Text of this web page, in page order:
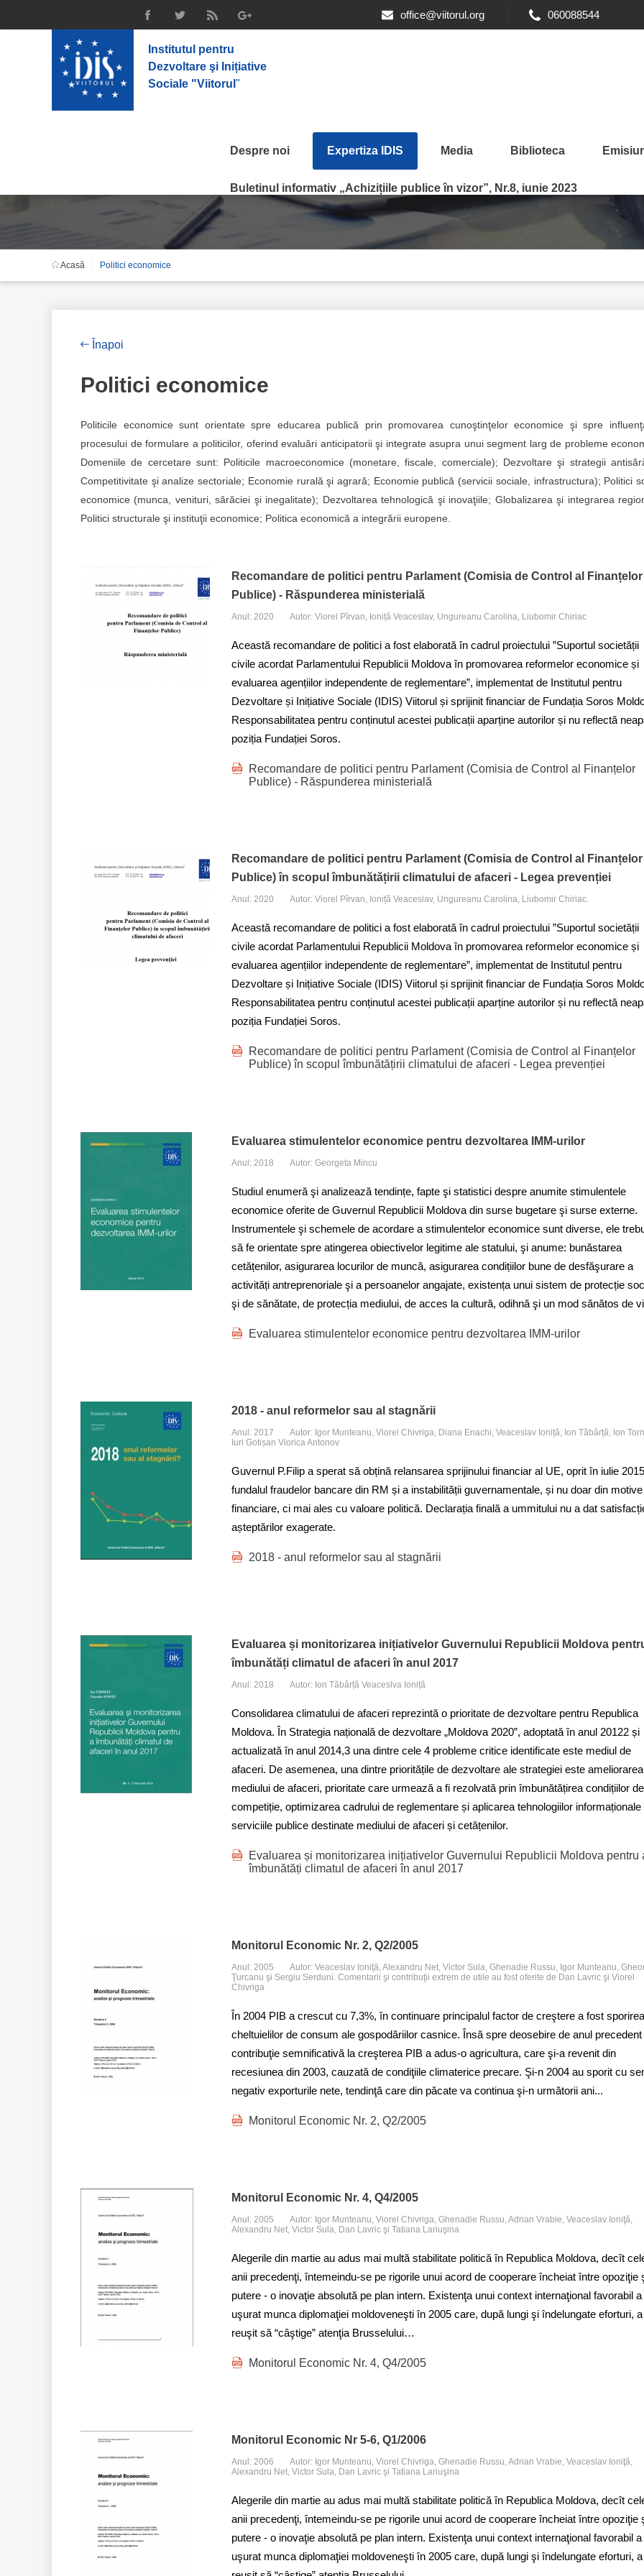
office@viitorul.org 060088544
Institutul pentru
Dezvoltare şi Inițiative
Sociale "Viitorul "
Despre noi Expertiza IDIS Media Biblioteca
Buletinul informativ „Achizițiile publice în vizor”, Nr.8, iunie 2023
Politici economice
Acasă Politici economice
Înapoi
Politici economice
Politicile economice sunt orientate spre educarea publică prin promovarea cunoştinţelor economice şi spre
procesului de formulare a politicilor, oferind evaluări anticipatorii şi integrate asupra unui segment larg de probleme
Domeniile de cercetare sunt: Politicile macroeconomice (monetare, fiscale, comerciale); Dezvoltare şi strategii
Competitivitate şi analize sectoriale; Economie rurală şi agrară; Economie publică (servicii sociale, infrastructura); Politici
economice (munca, venituri, sărăciei şi inegalitate); Dezvoltarea tehnologică şi inovaţiile; Globalizarea şi integrarea
Politici structurale şi instituţii economice; Politica economică a integrării europene.
Recomandare de politici pentru Parlament (Comisia de Control al Finanțelor
Publice) - Răspunderea ministerială
Anul: 2020 Autor: Viorel Pîrvan, Ioniță Veaceslav, Ungureanu Carolina, Liubomir Chiriac
Această recomandare de politici a fost elaborată în cadrul proiectului ”Suportul societății
civile acordat Parlamentului Republicii Moldova în promovarea reformelor economice și
evaluarea agențiilor independente de reglementare”, implementat de Institutul pentru
Dezvoltare și Inițiative Sociale (IDIS) Viitorul și sprijinit financiar de Fundația Soros
Responsabilitatea pentru conținutul acestei publicații aparține autorilor și nu reflectă
poziția Fundației Soros.
Recomandare de politici pentru Parlament (Comisia de Control al Finanțelor
Publice) - Răspunderea ministerială
Recomandare de politici pentru Parlament (Comisia de Control al Finanțelor
Publice) în scopul îmbunătățirii climatului de afaceri - Legea prevenției
Anul: 2020 Autor: Viorel Pîrvan, Ioniță Veaceslav, Ungureanu Carolina, Liubomir Chiriac.
Această recomandare de politici a fost elaborată în cadrul proiectului ”Suportul societății
civile acordat Parlamentului Republicii Moldova în promovarea reformelor economice și
evaluarea agențiilor independente de reglementare”, implementat de Institutul pentru
Dezvoltare și Inițiative Sociale (IDIS) Viitorul și sprijinit financiar de Fundația Soros
Responsabilitatea pentru conținutul acestei publicații aparține autorilor și nu reflectă
poziția Fundației Soros.
Recomandare de politici pentru Parlament (Comisia de Control al Finanțelor
Publice) în scopul îmbunătățirii climatului de afaceri - Legea prevenției
Evaluarea stimulentelor economice pentru dezvoltarea IMM-urilor
Anul: 2018 Autor: Georgeta Mincu
Studiul enumeră şi analizează tendințe, fapte şi statistici despre anumite stimulentele
economice oferite de Guvernul Republicii Moldova din surse bugetare şi surse externe.
Instrumentele şi schemele de acordare a stimulentelor economice sunt diverse, ele
să fe orientate spre atingerea obiectivelor legitime ale statului, şi anume: bunăstarea
cetățenilor, asigurarea locurilor de muncă, asigurarea condițiilor bune de desfăşurare a
activități antreprenoriale şi a persoanelor angajate, existența unui sistem de protecție
şi de sănătate, de protecția mediului, de acces la cultură, odihnă şi un mod sănătos de
Evaluarea stimulentelor economice pentru dezvoltarea IMM-urilor
2018 - anul reformelor sau al stagnării
Anul: 2017
Autor: Igor Munteanu, Viorel Chivriga, Diana Enachi, Veaceslav Ioniță, Ion Tăbârță, Ion
Iuri Gotișan Viorica Antonov
Guvernul P.Filip a sperat să obțină relansarea sprijinului financiar al UE, oprit în iulie
fundalul fraudelor bancare din RM și a instabilității guvernamentale, și nu doar din motive
financiare, ci mai ales cu valoare politică. Declarația finală a ummitului nu a dat
așteptărilor exagerate.
2018 - anul reformelor sau al stagnării
Evaluarea și monitorizarea inițiativelor Guvernului Republicii Moldova
îmbunătăți climatul de afaceri în anul 2017
Anul: 2018 Autor: Ion Tăbârță Veaceslva Ioniță
Consolidarea climatului de afaceri reprezintă o prioritate de dezvoltare pentru Republica
Moldova. În Strategia națională de dezvoltare „Moldova 2020”, adoptată în anul 20122 și
actualizată în anul 2014,3 una dintre cele 4 probleme critice identificate este mediul de
afaceri. De asemenea, una dintre prioritățile de dezvoltare ale strategiei este ameliorarea
mediului de afaceri, prioritate care urmează a fi rezolvată prin îmbunătățirea condițiilor de
competiție, optimizarea cadrului de reglementare și aplicarea tehnologiilor informaționale
serviciile publice destinate mediului de afaceri și cetățenilor.
Evaluarea și monitorizarea inițiativelor Guvernului Republicii Moldova pentru
îmbunătăți climatul de afaceri în anul 2017
Monitorul Economic Nr. 2, Q2/2005
Anul: 2005
Autor: Veaceslav Ioniţă, Alexandru Net, Victor Sula, Ghenadie Russu, Igor Munteanu,
Ţurcanu şi Sergiu Serduni. Comentarii şi contribuţii extrem de utile au fost oferite de Dan Lavric şi Viorel
Chivriga
În 2004 PIB a crescut cu 7,3%, în continuare principalul factor de creştere a fost sporirea
cheltuielilor de consum ale gospodăriilor casnice. Însă spre deosebire de anul precedent
contribuţie semnificativă la creşterea PIB a adus-o agricultura, care şi-a revenit din
recesiunea din 2003, cauzată de condiţiile climaterice precare. Şi-n 2004 au sporit cu
negativ exporturile nete, tendinţă care din păcate va continua şi-n următorii ani.​..
Monitorul Economic Nr. 2, Q2/2005
Monitorul Economic Nr. 4, Q4/2005
Anul: 2005
Autor: Igor Munteanu, Viorel Chivriga, Ghenadie Russu, Adrian Vrabie, Veaceslav Ioniţă,
Alexandru Net, Victor Sula, Dan Lavric şi Tatiana Lariuşina
Alegerile din martie au adus mai multă stabilitate politică în Republica Moldova, decît
anii precedenţi, întemeindu-se pe rigorile unui acord de cooperare încheiat între opoziţie
putere - o inovaţie absolută pe plan intern. Existenţa unui context internaţional favorabil a
uşurat munca diplomaţiei moldoveneşti în 2005 care, după lungi şi îndelungate eforturi, a
reuşit să “câştige” atenţia Brusselului…
Monitorul Economic Nr. 4, Q4/2005
Monitorul Economic Nr 5-6, Q1/2006
Anul: 2006
Autor: Igor Munteanu, Viorel Chivriga, Ghenadie Russu, Adrian Vrabie, Veaceslav Ioniţă,
Alexandru Net, Victor Sula, Dan Lavric şi Tatiana Lariuşina
Alegerile din martie au adus mai multă stabilitate politică în Republica Moldova, decît
anii precedenţi, întemeindu-se pe rigorile unui acord de cooperare încheiat între opoziţie
putere - o inovaţie absolută pe plan intern. Existenţa unui context internaţional favorabil a
uşurat munca diplomaţiei moldoveneşti în 2005 care, după lungi şi îndelungate eforturi, a